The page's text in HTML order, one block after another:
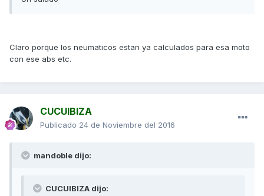
Claro porque los neumaticos estan ya calculados para esa moto
con ese abs etc.
CUCUIBIZA
Publicado 24 de Noviembre del 2016
mandoble dijo:
CUCUIBIZA dijo: